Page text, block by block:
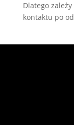
Dlatego
kontaktu po